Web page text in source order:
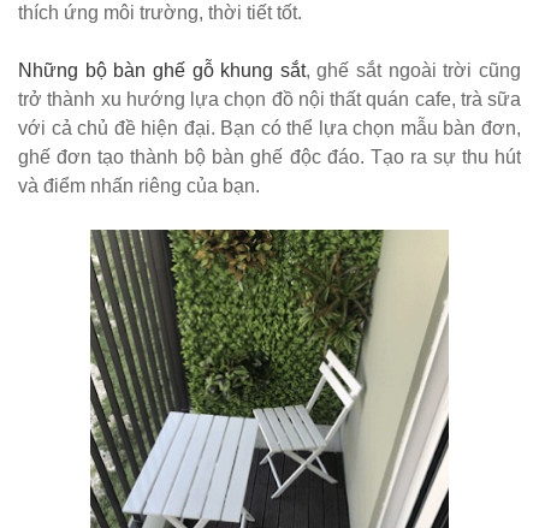
ngồi đệm
GLM48-ghế
tiếp khách,
văn phòng
tại Tp.HCM
Bàn tròn
cafe tiếp
khách mặt
đá trắng,
đen, xám
thép sơn
tĩnh điện
thích ứng môi trường, thời tiết tốt.
Những bộ bàn ghế gỗ khung sắt, ghế sắt ngoài trời cũng
trở thành xu hướng lựa chọn đồ nội thất quán cafe, trà sữa
với cả chủ đề hiện đại. Bạn có thể lựa chọn mẫu bàn đơn,
ghế đơn tạo thành bộ bàn ghế độc đáo. Tạo ra sự thu hút
và điểm nhấn riêng của bạn.